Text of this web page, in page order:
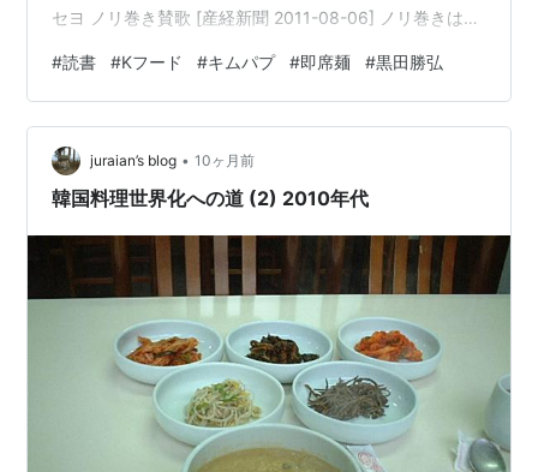
セヨ ノリ巻き賛歌 [産経新聞 2011-08-06] ノリ巻きは日
といって、今や国民的料理になっている。いたるところ
で売っており「キムパプ天国」というノリ巻き専門店の
全国チェーンさえある。種類もキムチ・キムパプはもち
ろん、ノリをご飯の中に巻き込んだ「ヌード・キムパ
プ」という傑作（？）や、筆者好みのサラダ・キムパプ
#読書 #Kフード #キムパプ #即席麺 #黒田勝弘
juraian’s blog • 10ヶ月前
韓国料理世界化への道 (2) 2010年代